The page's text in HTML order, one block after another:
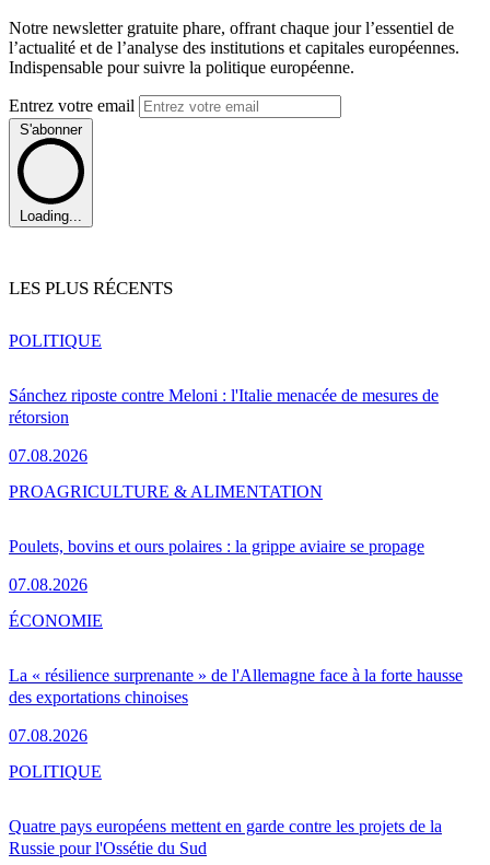
Notre newsletter gratuite phare, offrant chaque jour l’essentiel de
l’actualité et de l’analyse des institutions et capitales européennes.
Indispensable pour suivre la politique européenne.
Entrez votre email
S'abonner
Loading...
LES PLUS RÉCENTS
Sánchez riposte contre Meloni : l'Italie menacée de mesures de
rétorsion
07.08.2026
POLITIQUE
Poulets, bovins et ours polaires : la grippe aviaire se propage
07.08.2026
PROAGRICULTURE & ALIMENTATION
La « résilience surprenante » de l'Allemagne face à la forte hausse
des exportations chinoises
07.08.2026
ÉCONOMIE
Quatre pays européens mettent en garde contre les projets de la
Russie pour l'Ossétie du Sud
POLITIQUE